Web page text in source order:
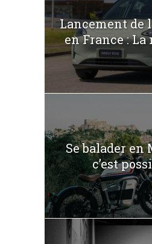
Lancement de
en France : La
Se balader en
c’est